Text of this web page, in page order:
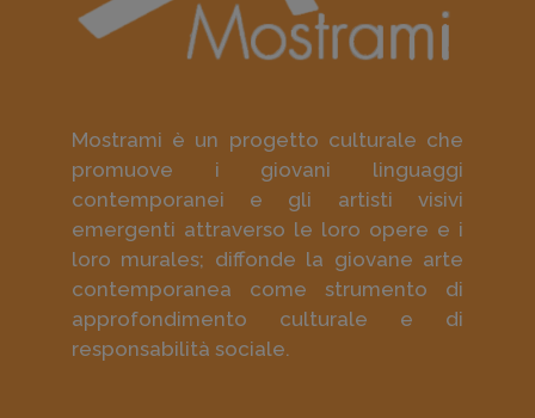
Mostrami è un progetto culturale che
promuove i giovani linguaggi
contemporanei e gli artisti visivi
emergenti attraverso le loro opere e i
loro murales; diffonde la giovane arte
contemporanea come strumento di
approfondimento culturale e di
responsabilità sociale.